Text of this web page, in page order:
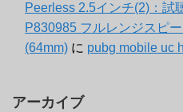
Peerless 2.5インチ(2)：試
P830985 フルレンジスピ
(64mm) に pubg mobile uc
アーカイブ